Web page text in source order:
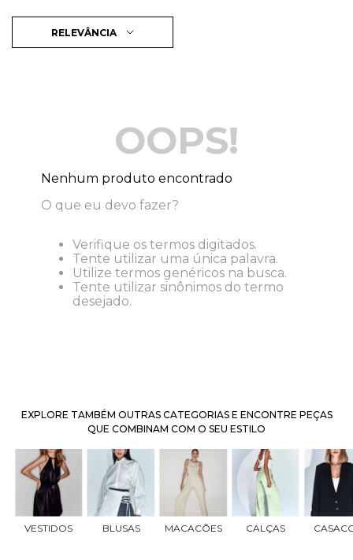
RELEVÂNCIA
OOPS!
Nenhum produto encontrado
O que eu devo fazer?
Verifique os termos digitados.
Tente utilizar uma única palavra.
Utilize termos genéricos na busca.
Tente utilizar sinônimos do termo
desejado.
EXPLORE TAMBÉM OUTRAS CATEGORIAS E ENCONTRE PEÇAS
QUE COMBINAM COM O SEU ESTILO
VESTIDOS BLUSAS MACACÕES CALÇAS